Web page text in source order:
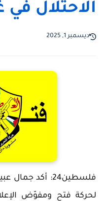
الاحتلال في
ديسمبر 1, 2025
فلسطين24: أكد
لحركة فتح ومفوّض